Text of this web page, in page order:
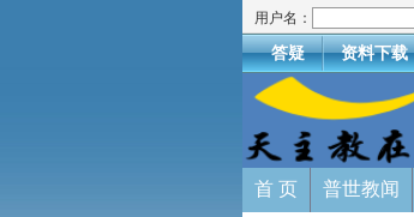
用户名：
答疑 资料下载
首 页 普世教闻